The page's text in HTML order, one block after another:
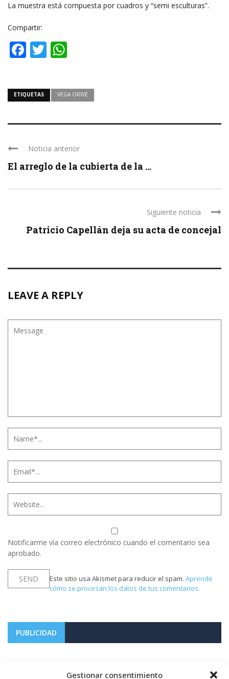
Gestionar consentimiento
La muestra está compuesta por cuadros y “semi esculturas”.
Compartir:
Facebook
Twitter
ETIQUETAS VEGA ORIVE
Noticia anterior
El arreglo de la cubierta de la ...
Siguiente noticia
Patricio Capellán deja su acta de concejal
LEAVE A REPLY
Notificarme vía correo electrónico cuando el comentario sea
aprobado.
Este sitio usa Akismet para reducir el spam. Aprende
cómo se procesan los datos de tus comentarios.
PUBLICIDAD